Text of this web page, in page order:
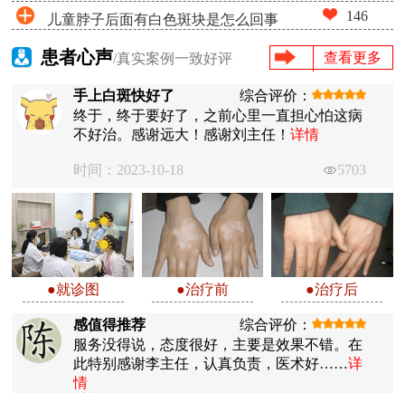
儿童脖子后面有白色斑块是怎么回事 146
患者心声/真实案例一致好评 查看更多
手上白斑快好了
综合评价：
终于，终于要好了，之前心里一直担心怕这病
不好治。感谢远大！感谢刘主任！详情
时间：2023-10-18 5703
●就诊图 ●治疗前 ●治疗后
感值得推荐
综合评价：
服务没得说，态度很好，主要是效果不错。在
此特别感谢李主任，认真负责，医术好……详
情